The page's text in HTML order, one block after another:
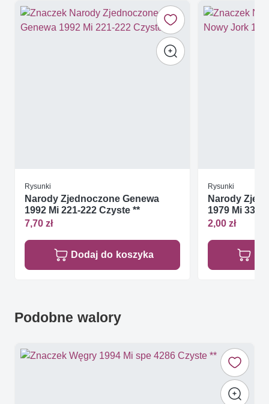
Rysunki
Narody Zjednoczone Genewa
1992 Mi 221-222 Czyste **
7,70 zł
Dodaj do koszyka
Rysunki
Narody
1979 Mi 334-
2,00 zł
Podobne walory